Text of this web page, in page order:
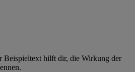
Beispieltext hilft dir, die Wirkung der